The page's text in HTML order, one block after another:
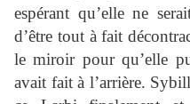
espérant qu’elle ne
d’être tout à fait
le miroir pour qu’elle
avait fait à l’arrière.